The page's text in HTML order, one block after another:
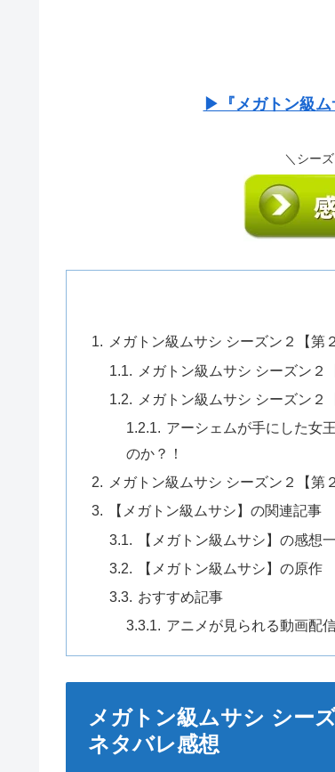
▶『メガトン級ム
＼シー
メガトン級ムサシ シーズン２【第
メガトン級ムサシ シーズン２
メガトン級ムサシ シーズン２
アーシェムが手にした女
のか？！
メガトン級ムサシ シーズン２【第
【メガトン級ムサシ】の関連記事
【メガトン級ムサシ】の感想
【メガトン級ムサシ】の原作
おすすめ記事
アニメが見られる動画配
メガトン級ムサシ シー
ネタバレ感想